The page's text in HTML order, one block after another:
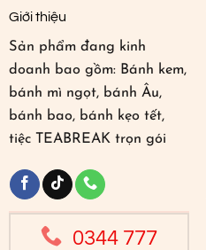
Giới thiệu
Sản phẩm đang kinh
doanh bao gồm: Bánh kem,
bánh mì ngọt, bánh Âu,
bánh bao, bánh kẹo tết,
tiệc TEABREAK trọn gói
0344 777